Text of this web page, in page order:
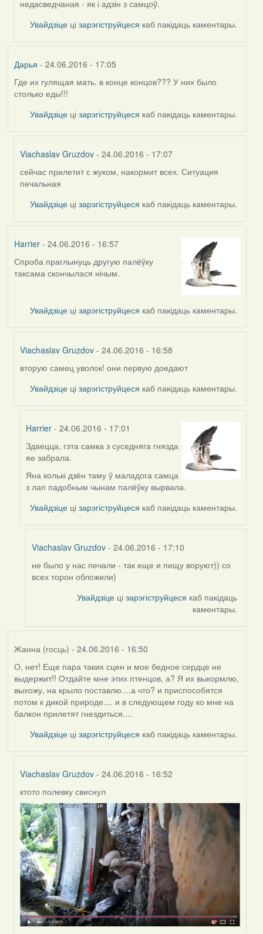
by
Gruzdov
недасведчаная - як і адзін з самцоў.
Увайдзіце цізарэгіструйцеся каб пакідаць каментары.
Дарья - 24.06.2016 - 17:05
Где их гулящая мать, в конце концов??? У них было
столько еды!!!
Увайдзіце цізарэгіструйцеся каб пакідаць каментары.
Viachaslav Gruzdov - 24.06.2016 - 17:07
In
reply
Дарья
сейчас прилетит с жуком, накормит всех. Ситуация
печальная
Увайдзіце цізарэгіструйцеся каб пакідаць каментары.
Harrier- 24.06.2016 - 16:57
Спроба праглынуць другую палёўку
таксама скончылася нічым.
Увайдзіце цізарэгіструйцеся каб пакідаць каментары.
Viachaslav Gruzdov - 24.06.2016 - 16:58
In
reply
by
вторую самец уволок! они первую доедают
Увайдзіце цізарэгіструйцеся каб пакідаць каментары.
Harrier - 24.06.2016 - 17:01
In
reply
to
by
Gruzdov
Здаецца, гэта самка з суседняга гнязда
яе забрала.
Яна колькі дзён таму ў маладога самца
з лап падобным чынам палёўку вырвала.
Увайдзіце цізарэгіструйцеся каб пакідаць каментары.
Viachaslav Gruzdov- 24.06.2016 - 17:10
In
reply
не было у нас печали - так еще и пищу воруют)) со
всех торон обложили)
Увайдзіце цізарэгіструйцеся каб пакідаць
каментары.
Жанна (госць) - 24.06.2016 - 16:50
О, нет! Еще пара таких сцен и мое бедное сердце не
выдержит!! Отдайте мне этих птенцов, а? Я их выкормлю,
выхожу, на крыло поставлю....а что? и приспособятся
потом к дикой природе.... и в следующем году ко мне на
балкон прилетят гнездиться....
Увайдзіце цізарэгіструйцеся каб пакідаць каментары.
Viachaslav Gruzdov - 24.06.2016 - 16:52
In
reply
to
by
Жанна
(госць)
ктото полевку свиснул